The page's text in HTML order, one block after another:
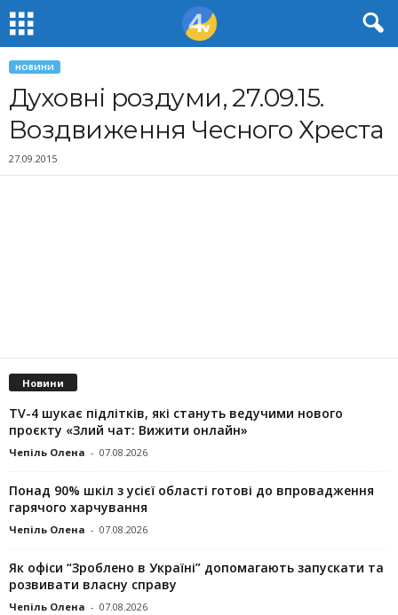
НОВИНИ
Духовні роздуми, 27.09.15.
Воздвиження Чесного Хреста
27.09.2015
Новини
TV-4 шукає підлітків, які стануть ведучими нового
проєкту «Злий чат: Вижити онлайн»
Чепіль Олена - 07.08.2026
Понад 90% шкіл з усієї області готові до впровадження
гарячого харчування
Чепіль Олена - 07.08.2026
Як офіси “Зроблено в Україні” допомагають запускaти та
розвивати власну справу
Чепіль Олена - 07.08.2026